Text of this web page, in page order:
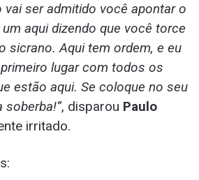
ser admitido você apontar o
aqui dizendo que você torce
sicrano. Aqui tem ordem, e eu
lugar com todos os
estão aqui. Se coloque no seu
soberba!”, disparou Paulo
irritado.